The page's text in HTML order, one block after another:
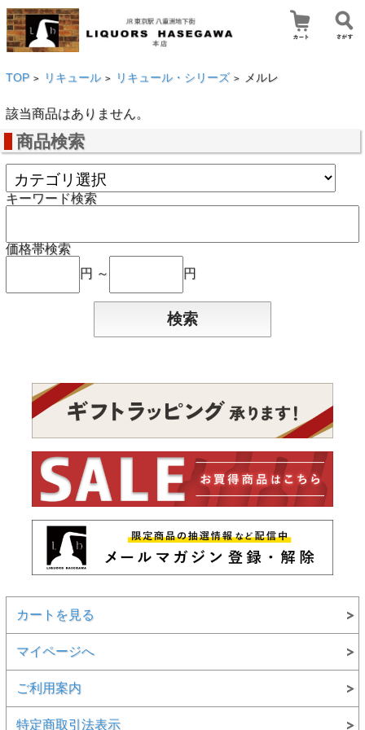
TOP > リキュール > リキュール・シリーズ > メルレ
該当商品はありません。
商品検索
キーワード検索
価格帯検索
円 ～
円
カートを見る
マイページへ
ご利用案内
特定商取引法表示